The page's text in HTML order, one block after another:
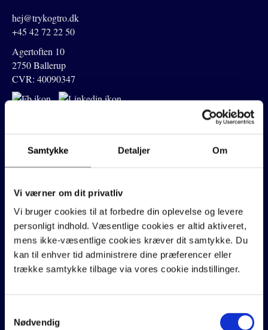
Samtykke Detaljer Om
Vi værner om dit privatliv
Vi bruger cookies til at forbedre din oplevelse og levere
personligt indhold. Væsentlige cookies er altid aktiveret,
mens ikke-væsentlige cookies kræver dit samtykke. Du
kan til enhver tid administrere dine præferencer eller
trække samtykke tilbage via vores cookie indstillinger.
Nødvendig
hej@trykogtro.dk
+45 42 72 22 50
Agertoften 10
2750 Ballerup
CVR: 40090347
Vores passion
Betingelser
Forretningsbetingelser
Persondatapolitik